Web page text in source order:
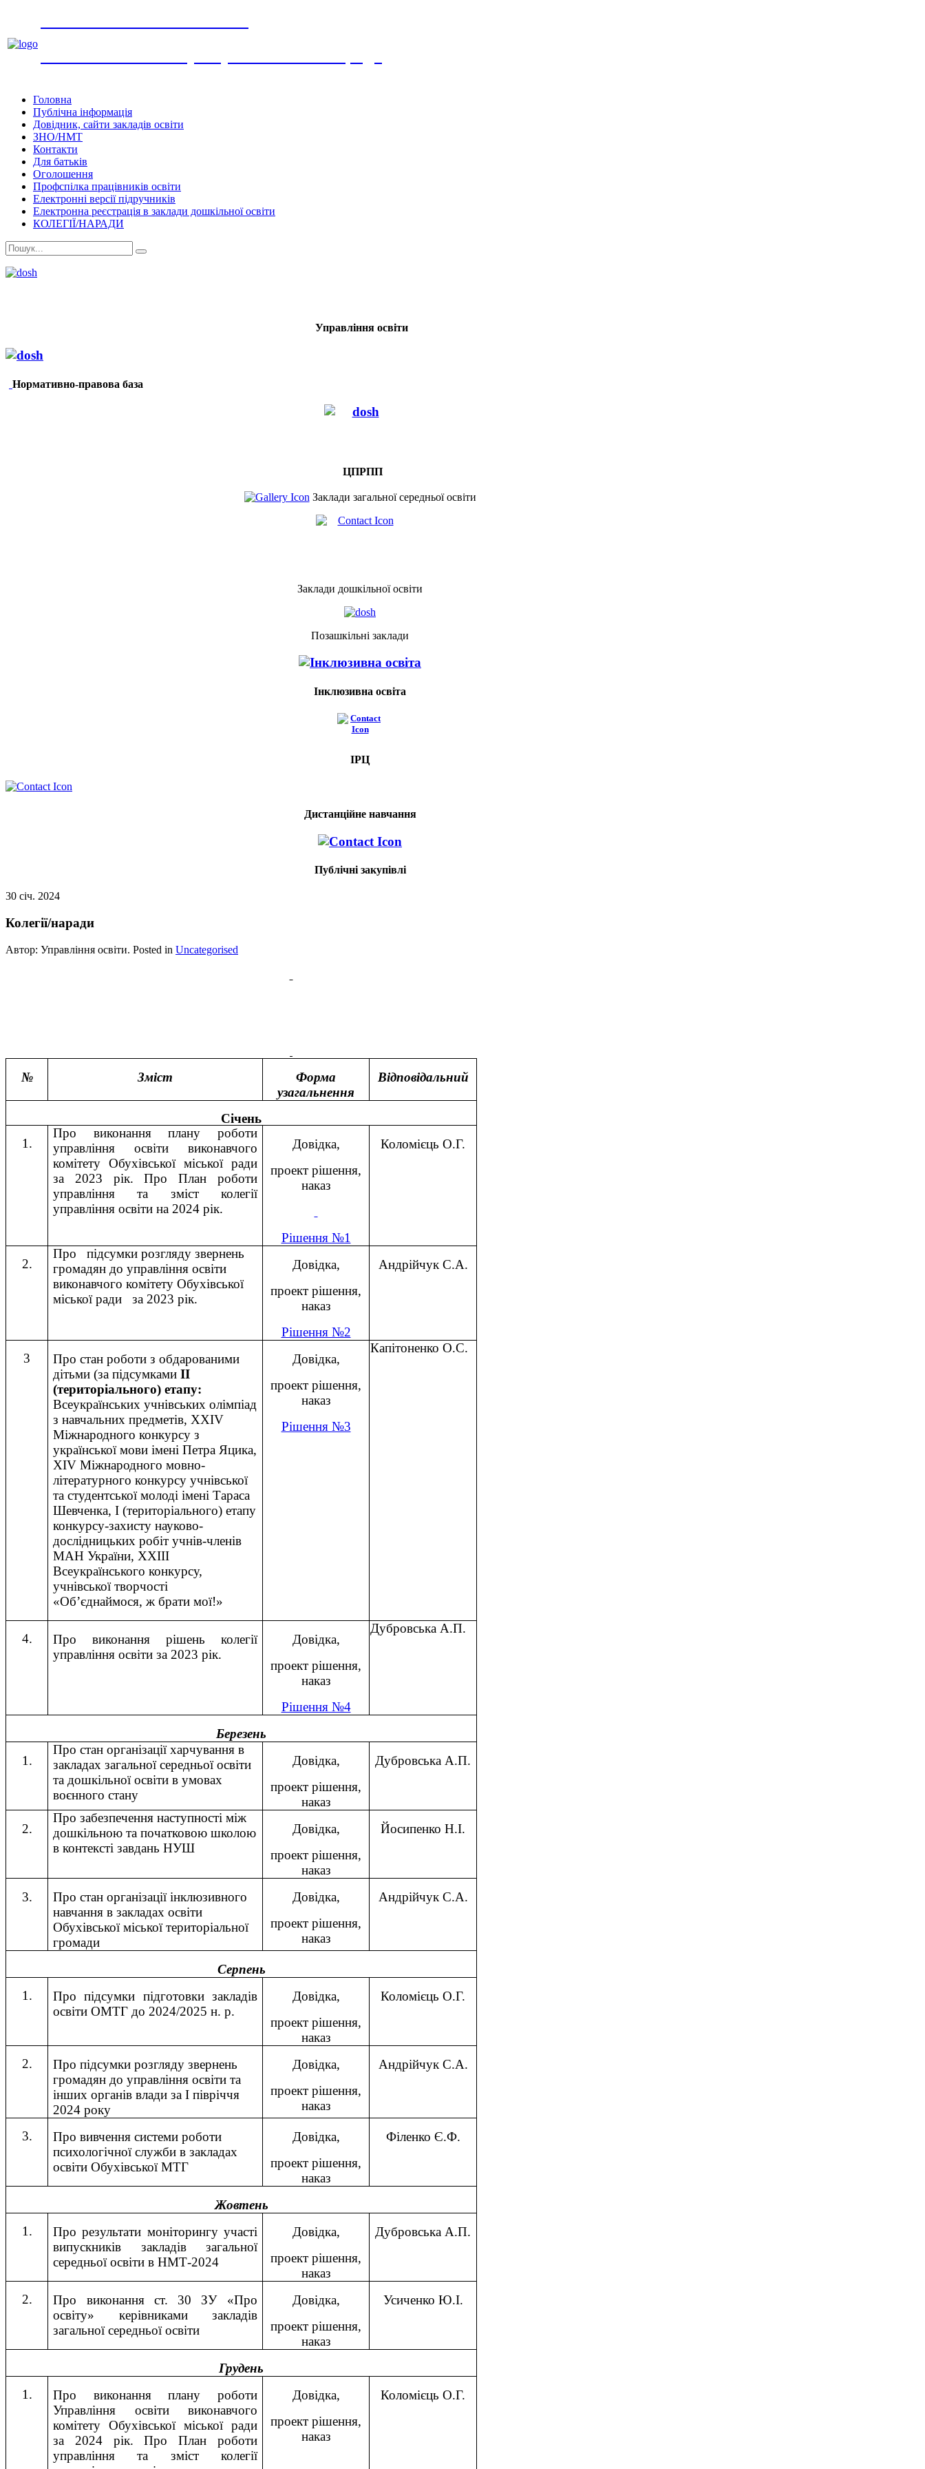
Головна
Публічна інформація
Довідник, сайти закладів освіти
ЗНО/НМТ
Контакти
Для батьків
Оголошення
Профспілка працівників освіти
Електронні версії підручників
Електронна реєстрація в заклади дошкільної освіти
КОЛЕГІЇ/НАРАДИ
Управління освіти
Нормативно-правова база
ЦПРПП
Заклади загальної середньої освіти
Заклади дошкільної освіти
Позашкільні заклади
Інклюзивна освіта
ІРЦ
Дистанційне навчання
Публічні закупівлі
30 січ. 2024
Колегії/наради
Автор: Управління освіти. Posted in Uncategorised
№ Зміст
Форма
узагальнення
Відповідальний
Січень
1.
Про виконання плану роботи
управління освіти виконавчого
комітету Обухівської міської ради
за 2023 рік. Про План роботи
управління та зміст колегії
управління освіти на 2024 рік.
Довідка,
проект рішення,
наказ
Рішення №1
Коломієць О.Г.
2.
Про підсумки розгляду звернень
громадян до управління освіти
виконавчого комітету Обухівської
міської ради за 2023 рік.
Довідка,
проект рішення,
наказ
Рішення №2
Андрійчук С.А.
3
Про стан роботи з обдарованими
дітьми (за підсумкамиІІ
(територіального) етапу:
Всеукраїнських учнівських олімпіад
з навчальних предметів, ХХІV
Міжнародного конкурсу з
української мови імені Петра Яцика,
ХІV Міжнародного мовно-
літературного конкурсу учнівської
та студентської молоді імені Тараса
Шевченка, І (територіального) етапу
конкурсу-захисту науково-
дослідницьких робіт учнів-членів
МАН України, ХХІІІ
Всеукраїнського конкурсу,
учнівської творчості
«Об’єднаймося, ж брати мої!»
Довідка,
проект рішення,
наказ
Рішення №3
Капітоненко О.С.
4. Про виконання рішень колегії
управління освіти за 2023 рік.
Довідка,
проект рішення,
наказ
Рішення №4
Дубровська А.П.
Березень
1.
Про стан організації харчування в
закладах загальної середньої освіти
та дошкільної освіти в умовах
воєнного стану
Довідка,
проект рішення,
наказ
Дубровська А.П.
2.
Про забезпечення наступності між
дошкільною та початковою школою
в контексті завдань НУШ
Довідка,
проект рішення,
наказ
Йосипенко Н.І.
3.
Про стан організації інклюзивного
навчання в закладах освіти
Обухівської міської територіальної
громади
Довідка,
проект рішення,
наказ
Андрійчук С.А.
Серпень
1.
Про підсумки підготовки закладів
освіти ОМТГ до 2024/2025 н. р.
Довідка,
проект рішення,
наказ
Коломієць О.Г.
2.
Про підсумки розгляду звернень
громадян до управління освіти та
інших органів влади за І півріччя
2024 року
Довідка,
проект рішення,
наказ
Андрійчук С.А.
3.
Про вивчення системи роботи
психологічної служби в закладах
освіти Обухівської МТГ
Довідка,
проект рішення,
наказ
Філенко Є.Ф.
Жовтень
1.
Про результати моніторингу участі
випускників закладів загальної
середньої освіти в НМТ-2024
Довідка,
проект рішення,
наказ
Дубровська А.П.
2.
Про виконання ст. 30 ЗУ «Про
освіту» керівниками закладів
загальної середньої освіти
Довідка,
проект рішення,
наказ
Усиченко Ю.І.
Грудень
1.
Про виконання плану роботи
Управління освіти виконавчого
комітету Обухівської міської ради
за 2024 рік. Про План роботи
управління та зміст колегії
Довідка,
проект рішення,
наказ
Коломієць О.Г.